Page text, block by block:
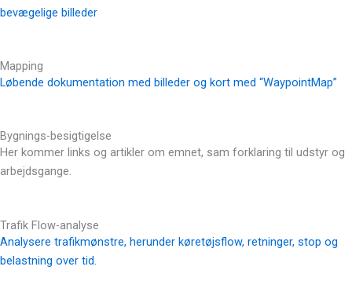
bevægelige billeder
Mapping
Løbende dokumentation med billeder og kort med “WaypointMap”
Bygnings-besigtigelse
Her kommer links og artikler om emnet, sam forklaring til udstyr og
arbejdsgange.
Trafik Flow-analyse
Analysere trafikmønstre, herunder køretøjsflow, retninger, stop og
belastning over tid.